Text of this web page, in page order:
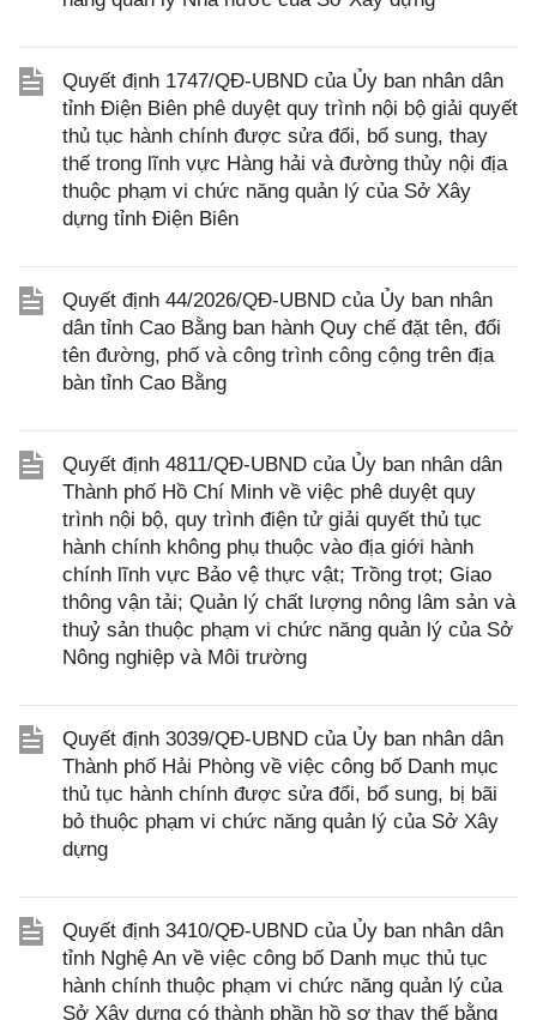
Quyết định 1747/QĐ-UBND của Ủy ban nhân dân
tỉnh Điện Biên phê duyệt quy trình nội bộ giải quyết
thủ tục hành chính được sửa đổi, bổ sung, thay
thế trong lĩnh vực Hàng hải và đường thủy nội địa
thuộc phạm vi chức năng quản lý của Sở Xây
dựng tỉnh Điện Biên
Quyết định 44/2026/QĐ-UBND của Ủy ban nhân
dân tỉnh Cao Bằng ban hành Quy chế đặt tên, đổi
tên đường, phố và công trình công cộng trên địa
bàn tỉnh Cao Bằng
Quyết định 4811/QĐ-UBND của Ủy ban nhân dân
Thành phố Hồ Chí Minh về việc phê duyệt quy
trình nội bộ, quy trình điện tử giải quyết thủ tục
hành chính không phụ thuộc vào địa giới hành
chính lĩnh vực Bảo vệ thực vật; Trồng trọt; Giao
thông vận tải; Quản lý chất lượng nông lâm sản và
thuỷ sản thuộc phạm vi chức năng quản lý của Sở
Nông nghiệp và Môi trường
Quyết định 3039/QĐ-UBND của Ủy ban nhân dân
Thành phố Hải Phòng về việc công bố Danh mục
thủ tục hành chính được sửa đổi, bổ sung, bị bãi
bỏ thuộc phạm vi chức năng quản lý của Sở Xây
dựng
Quyết định 3410/QĐ-UBND của Ủy ban nhân dân
tỉnh Nghệ An về việc công bố Danh mục thủ tục
hành chính thuộc phạm vi chức năng quản lý của
Sở Xây dựng có thành phần hồ sơ thay thế bằng